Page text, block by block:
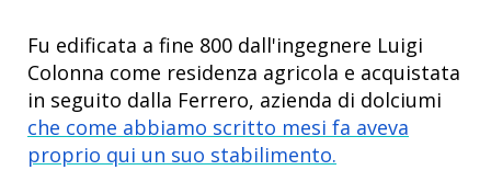
Fu edificata a fine 800 dall'ingegnere Luigi
Colonna come residenza agricola e acquistata
in seguito dalla Ferrero, azienda di dolciumi
che come abbiamo scritto mesi fa aveva
proprio qui un suo stabilimento.